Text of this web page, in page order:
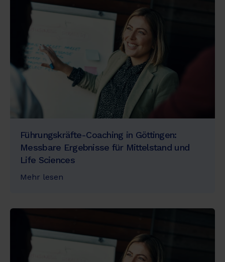
Führungskräfte-Coaching in Göttingen:
Messbare Ergebnisse für Mittelstand und
Life Sciences
Mehr lesen